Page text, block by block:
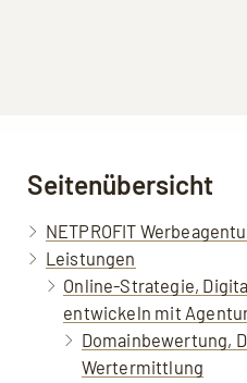
Seitenübersicht
NETPROFIT
Leistungen
Online-Strategie,
entwickeln mit Agentur
Domainbewertung,
Wertermittlung